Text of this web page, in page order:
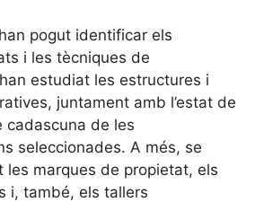
pogut identificar els
i les tècniques de
estudiat les estructures i
juntament amb l’estat de
cadascuna de les
seleccionades. A més, se
les marques de propietat, els
i, també, els tallers